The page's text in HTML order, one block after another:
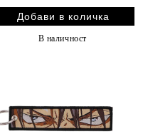
В наличност